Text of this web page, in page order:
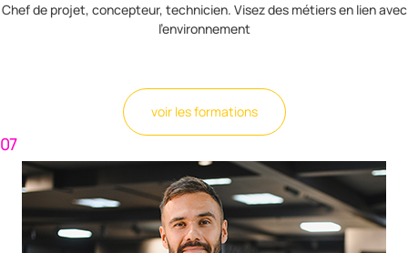
Chef de projet, concepteur, technicien. Visez des métiers en lien avec
l'environnement
voir les formations
07